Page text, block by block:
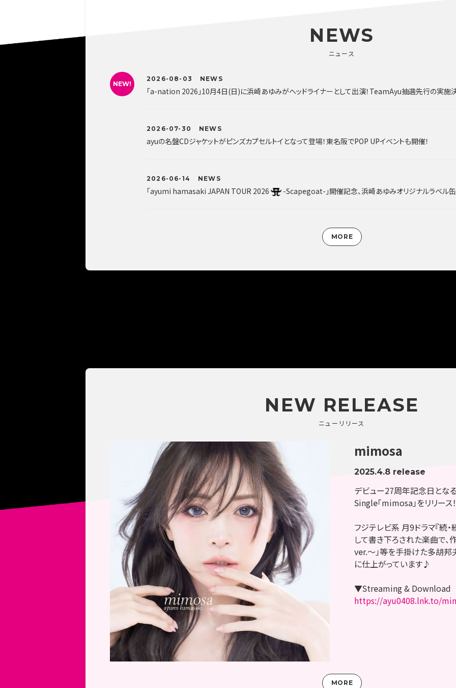
NEWS
ニュース
NEW!
2026-08-03 NEWS
「a-nation 2026」10月4日(日)に浜崎あゆみがヘッドライナーとして出演！TeamAyu抽選先行の実施
2026-07-30 NEWS
ayuの名盤CDジャケットがピンズカプセルトイとなって登場！東名阪でPOP UPイベントも開催！
2026-06-14 NEWS
「ayumi hamasaki JAPAN TOUR 2026 -Scapegoat-」開催記念、浜崎あゆみオリジナルラベル缶ayu缶第２弾 が、
MORE
NEW RELEASE
ニューリリース
mimosa
2025.4.8 release
デビュー27周年記念日とな
Single「mimosa」をリリース！
フジテレビ系 月9ドラマ『続
して書き下ろされた楽曲で
ver.～」等を手掛けた多胡邦
に仕上がっています♪
▼Streaming & Download
https://ayu0408.lnk.to/
MORE